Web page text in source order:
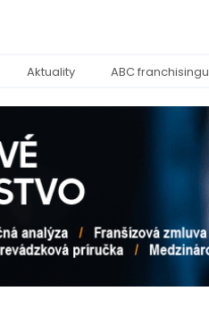
Aktuality ABC franchisingu